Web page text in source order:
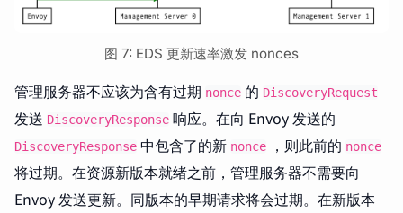
图 7: EDS 更新速率激发 nonces
管理服务器不应该为含有过期 nonce 的 DiscoveryRequest
发送 DiscoveryResponse 响应。在向 Envoy 发送的
DiscoveryResponse 中包含了的新 nonce ，则此前的 nonce
将过期。在资源新版本就绪之前，管理服务器不需要向
Envoy 发送更新。同版本的早期请求将会过期。在新版本